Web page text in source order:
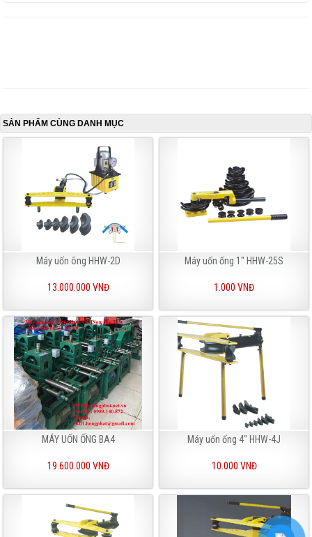
SẢN PHẨM CÙNG DANH MỤC
Máy uốn ông HHW-2D
13.000.000 VNĐ
Máy uốn ống 1" HHW-25S
1.000 VNĐ
MÁY UỐN ỐNG BA4
19.600.000 VNĐ
Máy uốn ống 4" HHW-4J
10.000 VNĐ